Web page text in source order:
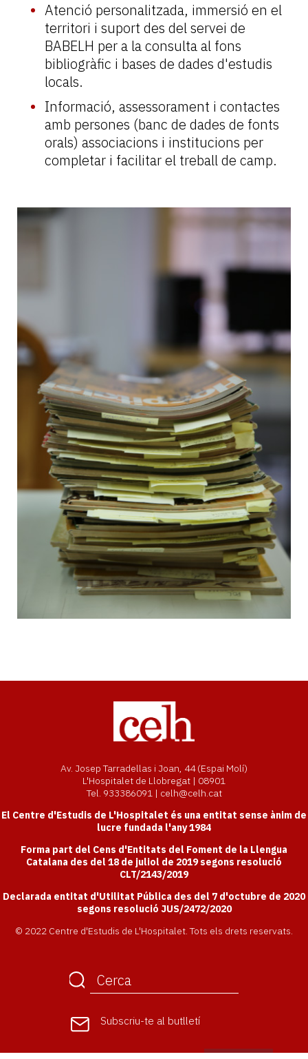
Atenció personalitzada, immersió en el
territori i suport des del servei de
BABELH per a la consulta al fons
bibliogràfic i bases de dades d'estudis
locals.
Informació, assessorament i contactes
amb persones (banc de dades de fonts
orals) associacions i institucions per
completar i facilitar el treball de camp.
Av. Josep Tarradellas i Joan, 44 (Espai Molí)
L'Hospitalet de Llobregat | 08901
Tel. 933386091 | celh@celh.cat
El Centre d'Estudis de L'Hospitalet és una entitat sense ànim de
lucre fundada l'any 1984
Forma part del Cens d'Entitats del Foment de la Llengua
Catalana des del 18 de juliol de 2019 segons resolució
CLT/2143/2019
Declarada entitat d'Utilitat Pública des del 7 d'octubre de 2020
segons resolució JUS/2472/2020
© 2022 Centre d'Estudis de L'Hospitalet. Tots els drets reservats.
Subscriu-te al butlletí